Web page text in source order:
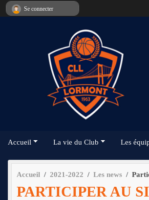
Accueil La vie du Club Les
Accueil 2021-2022 Les news
PARTICIPER AU
Se connecter
Panneau de gestion des cookies